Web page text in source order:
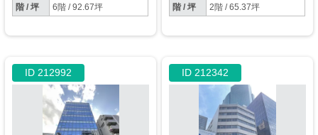
階 / 坪
6階 / 92.67坪
階 / 坪
2階 / 65.37坪
ID 212992 ID 212342